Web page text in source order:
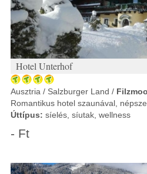
Hotel Unterhof
Ausztria / Salzburger Land /
Romantikus hotel szaunával,
Úttípus: síelés, síutak, wellness
- Ft